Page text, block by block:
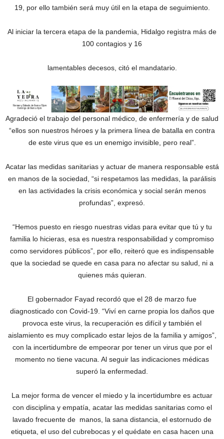
19, por ello también será muy útil en la etapa de seguimiento.
Al iniciar la tercera etapa de la pandemia, Hidalgo registra más de
100 contagios y 16
lamentables decesos, citó el mandatario.
Agradeció el trabajo del personal médico, de enfermería y de salud
“ellos son nuestros héroes y la primera línea de batalla en contra
de este virus que es un enemigo invisible, pero real”.
Acatar las medidas sanitarias y actuar de manera responsable está
en manos de la sociedad, “si respetamos las medidas, la parálisis
en las actividades la crisis económica y social serán menos
profundas”, expresó.
“Hemos puesto en riesgo nuestras vidas para evitar que tú y tu
familia lo hicieras, esa es nuestra responsabilidad y compromiso
como servidores públicos”, por ello, reiteró que es indispensable
que la sociedad se quede en casa para no afectar su salud, ni a
quienes más quieran.
El gobernador Fayad recordó que el 28 de marzo fue
diagnosticado con Covid-19. “Viví en carne propia los daños que
provoca este virus, la recuperación es difícil y también el
aislamiento es muy complicado estar lejos de la familia y amigos”,
con la incertidumbre de empeorar por tener un virus que por el
momento no tiene vacuna. Al seguir las indicaciones médicas
superó la enfermedad.
La mejor forma de vencer el miedo y la incertidumbre es actuar
con disciplina y empatía, acatar las medidas sanitarias como el
lavado frecuente de manos, la sana distancia, el estornudo de
etiqueta, el uso del cubrebocas y el quédate en casa hacen una